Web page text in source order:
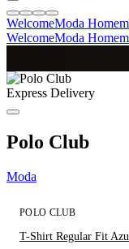
WelcomeModa Homem
WelcomeModa Homem
SINCE 2005
+de 36.000 reviews
Express Delivery
Polo Club
Moda
POLO CLUB
T-Shirt Regular Fit